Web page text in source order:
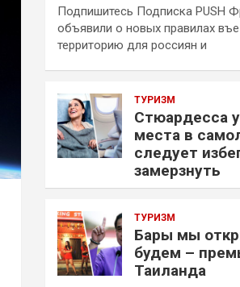
Подпишитесь Подписка PUSH
объявили о новых правилах
территорию для россиян и
ТУРИЗМ
Стюардесса
места в
следует
замерзнуть
ТУРИЗМ
Бары мы
будем –
Таиланда